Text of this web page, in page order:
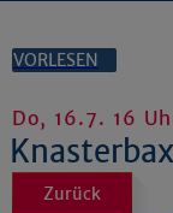
VORLESEN
Do, 16.7. 16
Zurück